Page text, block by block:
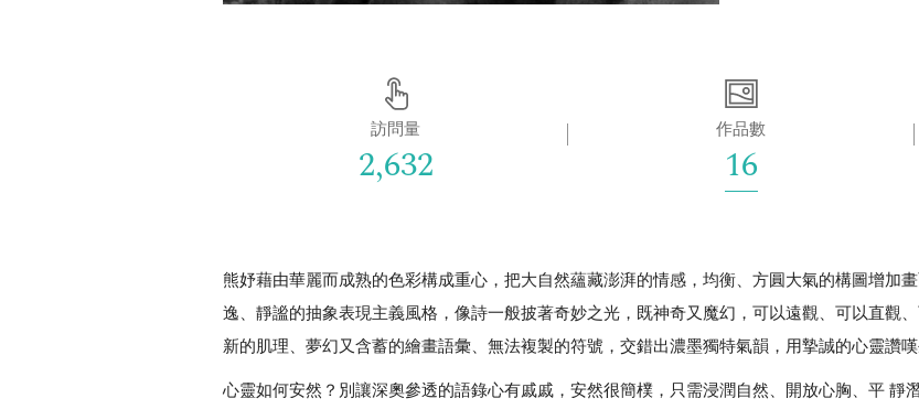
訪問量
2,632
作品數
16
熊妤藉由華麗而成熟的色彩構成重心，把大自然蘊藏澎湃的情感，均衡、方圓大氣的構圖增加
逸、靜謐的抽象表現主義風格，像詩一般披著奇妙之光，既神奇又魔幻，可以遠觀、可以直觀
新的肌理、夢幻又含蓄的繪畫語彙、無法複製的符號，交錯出濃墨獨特氣韻，用摯誠的心靈讚嘆
心靈如何安然？別讓深奧參透的語錄心有戚戚，安然很簡樸，只需浸潤自然、開放心胸、平 靜